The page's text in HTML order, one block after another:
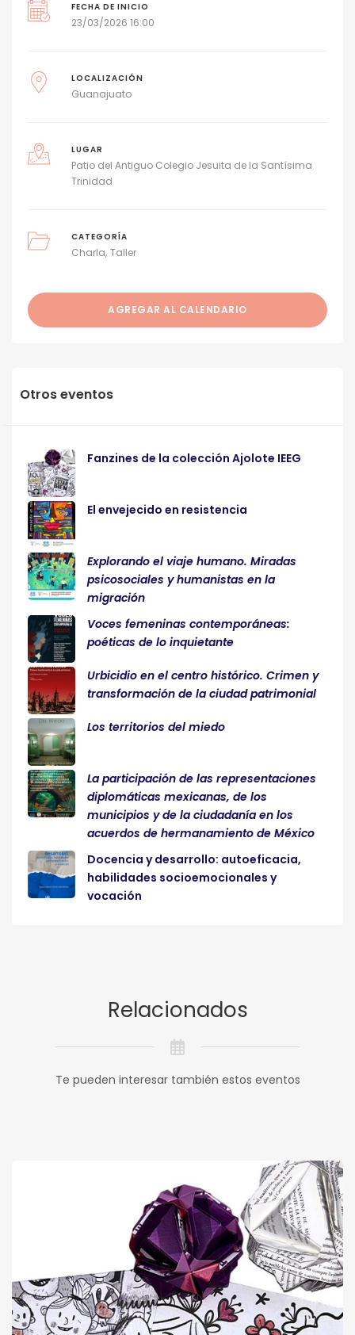
FECHA DE INICIO
23/03/2026 16:00
LOCALIZACIÓN
Guanajuato
LUGAR
Patio del Antiguo Colegio Jesuita de la Santísima
Trinidad
CATEGORÍA
Charla Taller
AGREGAR AL CALENDARIO
Otros eventos
Fanzines de la colección Ajolote IEEG
El envejecido en resistencia
Explorando el viaje humano. Miradas
psicosociales y humanistas en la
migración
Voces femeninas contemporáneas:
poéticas de lo inquietante
Urbicidio en el centro histórico. Crimen y
transformación de la ciudad patrimonial
Los territorios del miedo
La participación de las representaciones
diplomáticas mexicanas, de los
municipios y de la ciudadanía en los
acuerdos de hermanamiento de México
Docencia y desarrollo: autoeficacia,
habilidades socioemocionales y
vocación
Relacionados
Te pueden interesar también estos eventos